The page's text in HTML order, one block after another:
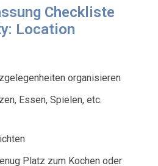
Checkliste
Location
organisieren
Essen, Spielen, etc.
Platz zum Kochen oder